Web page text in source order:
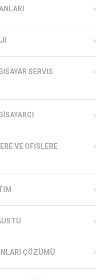
SERVIS
VE OFISLERE
ÇÖZÜMÜ